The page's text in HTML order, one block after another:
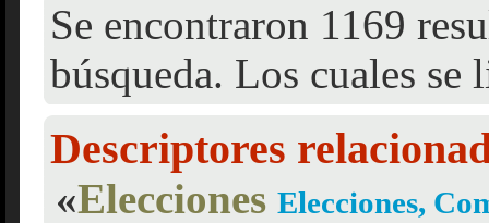
Se encontraron 1169
búsqueda. Los cuales se
Descriptores
«Elecciones Elecciones,